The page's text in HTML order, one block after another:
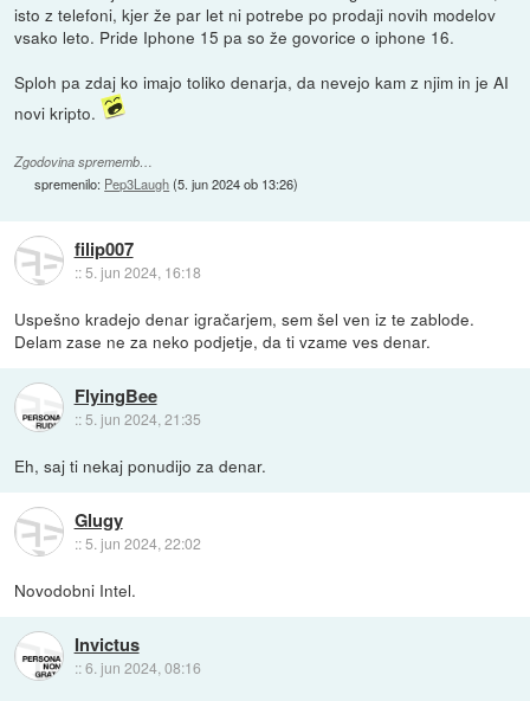
isto z telefoni, kjer že par let ni potrebe po prodaji novih modelov
vsako leto. Pride Iphone 15 pa so že govorice o iphone 16.
Sploh pa zdaj ko imajo toliko denarja, da nevejo kam z njim in je AI
novi kripto.
Zgodovina sprememb…
spremenilo: Pep3Laugh(5. jun 2024 ob 13:26)
filip007
::5. jun 2024, 16:18
Uspešno kradejo denar igračarjem, sem šel ven iz te zablode.
Delam zase ne za neko podjetje, da ti vzame ves denar.
FlyingBee
:: 5. jun 2024, 21:35
Eh, saj ti nekaj ponudijo za denar.
Glugy
::5. jun 2024, 22:02
Novodobni Intel.
Invictus
::6. jun 2024, 08:16